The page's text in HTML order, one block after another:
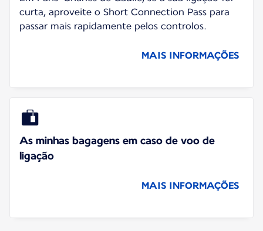
curta, aproveite o Short Connection Pass para
passar mais rapidamente pelos controlos.
MAIS INFORMAÇÕES
As minhas bagagens em caso de voo de
ligação
MAIS INFORMAÇÕES